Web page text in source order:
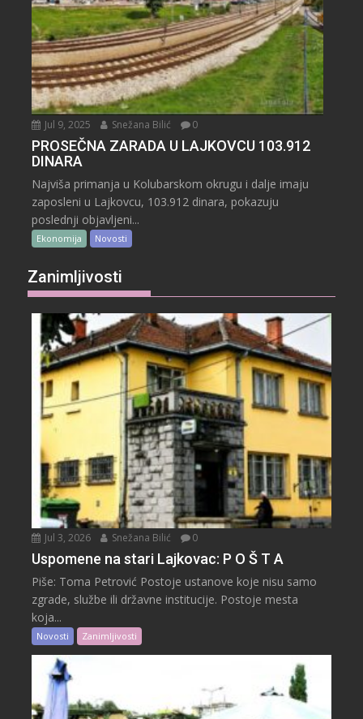
Jul 9, 2025 Snežana Bilić 0
PROSEČNA ZARADA U LAJKOVCU 103.912
DINARA
Najviša primanja u Kolubarskom okrugu i dalje imaju
zaposleni u Lajkovcu, 103.912 dinara, pokazuju
poslednji objavljeni...
Ekonomija Novosti
Zanimljivosti
Jul 3, 2026 Snežana Bilić 0
Uspomene na stari Lajkovac: P O Š T A
Piše: Toma Petrović Postoje ustanove koje nisu samo
zgrade, službe ili državne institucije. Postoje mesta
koja...
Novosti Zanimljivosti